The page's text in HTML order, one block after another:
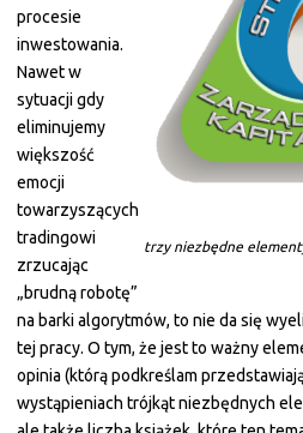
trzy niezbędne
procesie
inwestowania.
Nawet w
sytuacji gdy
eliminujemy
większość
emocji
towarzyszących
tradingowi
zrzucając
„brudną robotę”
na barki algorytmów, to nie da się
tej pracy. O tym, że jest to ważny
opinia (którą podkreślam
wystąpieniach trójkąt niezbędnych